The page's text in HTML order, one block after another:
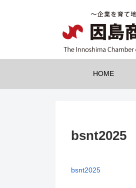
HOME
bsnt2025
bsnt2025